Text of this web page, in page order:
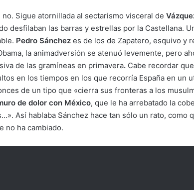
no. Sigue atornillada al sectarismo visceral de
desfilaban las barras y estrellas por la Castellana.
Pedro Sánchez es de los de Zapatero, esquivo y
la animadversión se atenuó levemente, pero
de las gramíneas en primavera. Cabe recordar
en los tiempos en los que recorría España en un
de un tipo que «cierra sus fronteras a los
de dolor con México, que le ha arrebatado la
Así hablaba Sánchez hace tan sólo un rato, como
no ha cambiado.